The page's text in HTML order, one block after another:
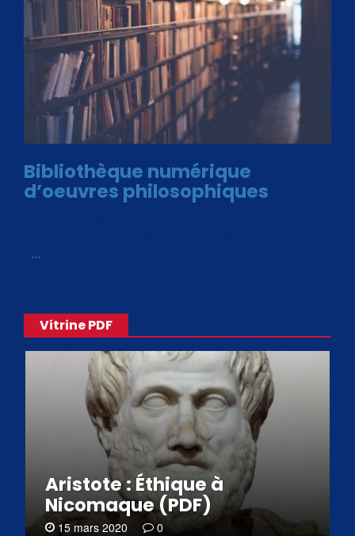
Bibliothèque numérique
d’oeuvres philosophiques
Vitrine PDF
Aristote : Éthique à
Nicomaque (PDF)
15 mars 2020 0